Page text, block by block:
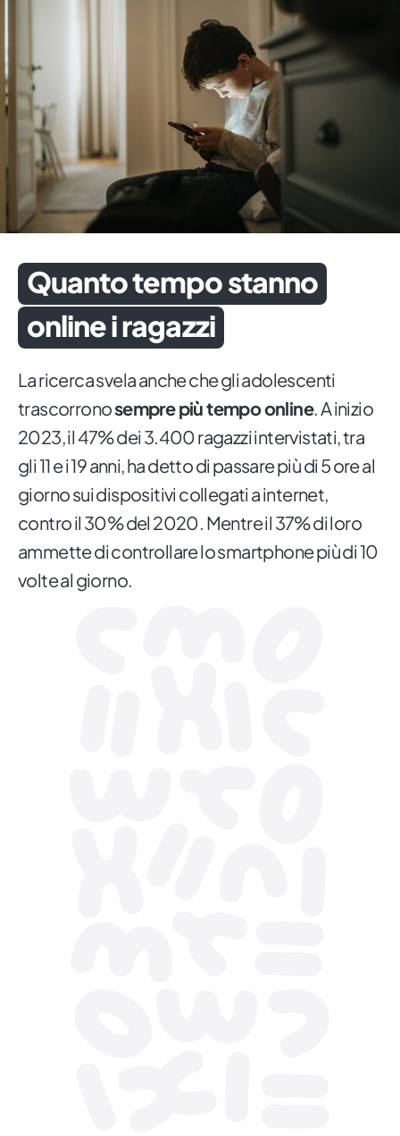
Quanto tempo stanno
online i ragazzi
La ricerca svela anche che gli adolescenti
trascorronosempre più tempo online. A inizio
2023, il 47% dei 3.400 ragazzi intervistati, tra
gli 11 e i 19 anni, ha detto di passare più di 5 ore al
giorno sui dispositivi collegati a internet,
contro il 30% del 2020. Mentre il 37% di loro
ammette di controllare lo smartphone più di 10
volte al giorno.